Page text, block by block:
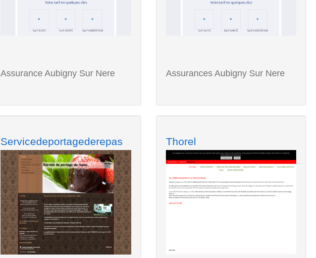
Assurance Aubigny Sur Nere Assurances Aubigny Sur Nere
Servicedeportagederepas Thorel